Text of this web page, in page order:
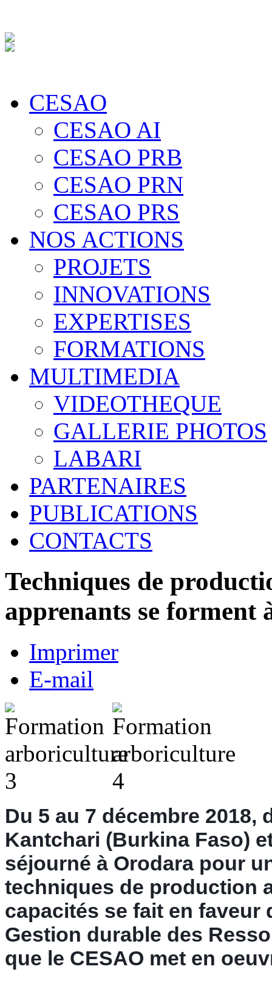
CESAO
CESAO AI
CESAO PRB
CESAO PRN
CESAO PRS
NOS ACTIONS
PROJETS
INNOVATIONS
EXPERTISES
FORMATIONS
MULTIMEDIA
VIDEOTHEQUE
GALLERIE PHOTOS
LABARI
PARTENAIRES
PUBLICATIONS
CONTACTS
Techniques de
apprenants se forment
Imprimer
E-mail
Du 5 au 7 décembre
Kantchari (Burkina Faso)
séjourné à Orodara pour
techniques de production
capacités se fait en faveur
Gestion durable des
que le CESAO met en